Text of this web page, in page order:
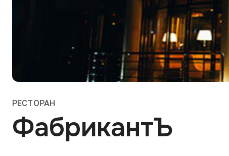
РЕСТОРАН
ФабрикантЪ